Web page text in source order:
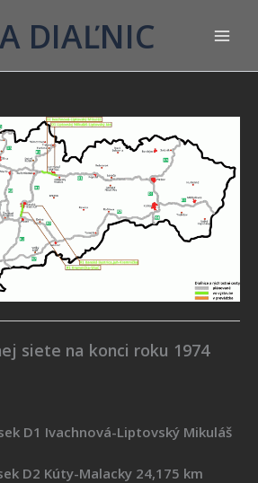
DIAĽNIC
siete na konci roku 1974
D1 Ivachnová-Liptovský Mikuláš
Malacky 24,175 km